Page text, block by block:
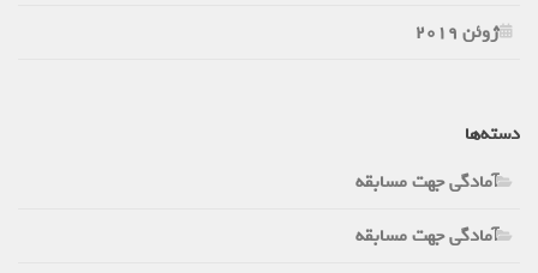
ژوئن 2019
دسته‌ها
آمادگی جهت مسابقه
آمادگی جهت مسابقه